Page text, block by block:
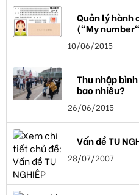
Quản lý hành
("My
10/06/2015
Thu nhập
bao nhiêu?
26/06/2015
Vấn đề TU
28/07/2007